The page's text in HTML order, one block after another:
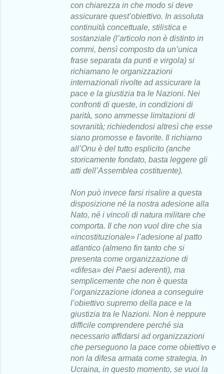
con chiarezza in che modo si deve
assicurare quest’obiettivo. In assoluta
continuità concettuale, stilistica e
sostanziale (l’articolo non è distinto in
commi, bensì composto da un’unica
frase separata da punti e virgola) si
richiamano le organizzazioni
internazionali rivolte ad assicurare la
pace e la giustizia tra le Nazioni. Nei
confronti di queste, in condizioni di
parità, sono ammesse limitazioni di
sovranità; richiedendosi altresì che esse
siano promosse e favorite. Il richiamo
all’Onu è del tutto esplicito (anche
storicamente fondato, basta leggere gli
atti dell’Assemblea costituente).
Non può invece farsi risalire a questa
disposizione né la nostra adesione alla
Nato, né i vincoli di natura militare che
comporta. Il che non vuol dire che sia
«incostituzionale» l’adesione al patto
atlantico (almeno fin tanto che si
presenta come organizzazione di
«difesa» dei Paesi aderenti), ma
semplicemente che non è questa
l’organizzazione idonea a conseguire
l’obiettivo supremo della pace e la
giustizia tra le Nazioni. Non è neppure
difficile comprendere perché sia
necessario affidarsi ad organizzazioni
che perseguono la pace come obiettivo e
non la difesa armata come strategia. In
Ucraina, in questo momento, se vuoi la